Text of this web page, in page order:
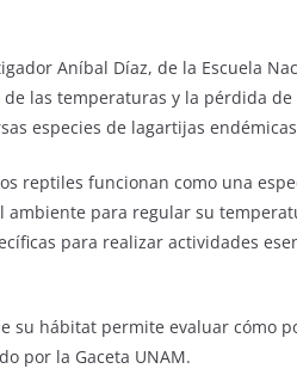
Aníbal Díaz, de la Escuela
las temperaturas y la pérdida de
especies de lagartijas
reptiles funcionan como una
para regular su
para realizar actividades
su hábitat permite evaluar cómo
por la Gaceta UNAM.